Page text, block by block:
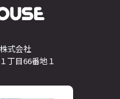
式会社
丁目66番地１